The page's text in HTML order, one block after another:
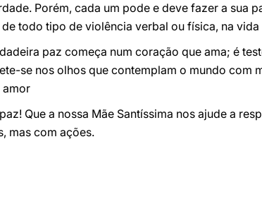
Porém, cada um pode e deve fazer a sua
todo tipo de violência verbal ou física, na
paz começa num coração que ama; é
se nos olhos que contemplam o mundo com
amor
Que a nossa Mãe Santíssima nos ajude a
mas com ações.